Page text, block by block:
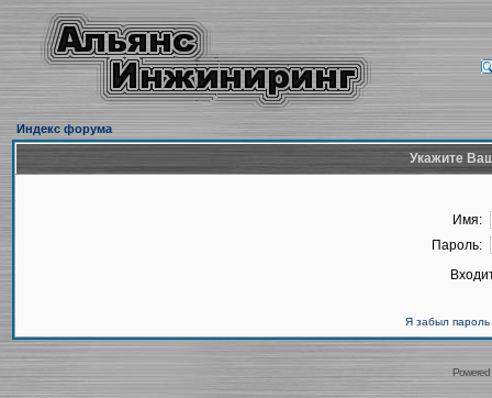
Индекс форума
Укажите
Имя:
Пароль:
Я забыл пароль